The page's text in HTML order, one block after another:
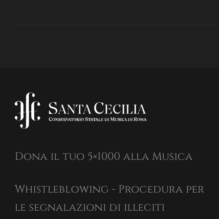
Dona il tuo 5×1000 alla Musica
Whistleblowing - Procedura per
le segnalazioni di illeciti